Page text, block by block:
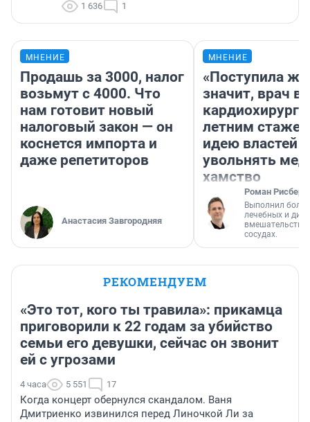
1 636 1
МНЕНИЕ
Продашь за 3000, налог
возьмут с 4000. Что
нам готовит новый
налоговый закон — он
коснется импорта и
даже репетиторов
Анастасия Завгородняя
МНЕНИЕ
«Поступила
значит, врач
кардиохирург
летним
идею властей
увольнять
хамство
Роман Рисберг
Выполнил
лечебных и
вмешательств
сосудах.
РЕКОМЕНДУЕМ
«Это тот, кого ты травила»: прикамца
приговорили к 22 годам за убийство
семьи его девушки, сейчас он звонит
ей с угрозами
4 часа 5 551 17
Когда концерт обернулся скандалом. Ваня
Дмитриенко извинился перед Линочкой Ли за